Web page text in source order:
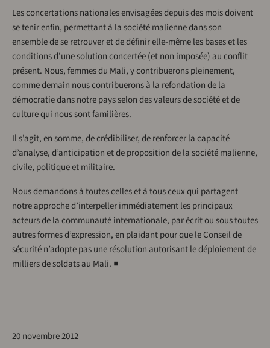
Les concertations nationales envisagées depuis des mois doivent
se tenir enfin, permettant à la société malienne dans son
ensemble de se retrouver et de définir elle-même les bases et les
conditions d’une solution concertée (et non imposée) au conflit
présent. Nous, femmes du Mali, y contribuerons pleinement,
comme demain nous contribuerons à la refondation de la
démocratie dans notre pays selon des valeurs de société et de
culture qui nous sont familières.
Il s’agit, en somme, de crédibiliser, de renforcer la capacité
d’analyse, d’anticipation et de proposition de la société malienne,
civile, politique et militaire.
Nous demandons à toutes celles et à tous ceux qui partagent
notre approche d’interpeller immédiatement les principaux
acteurs de la communauté internationale, par écrit ou sous toutes
autres formes d’expression, en plaidant pour que le Conseil de
sécurité n’adopte pas une résolution autorisant le déploiement de
milliers de soldats au Mali. ■
20 novembre 2012